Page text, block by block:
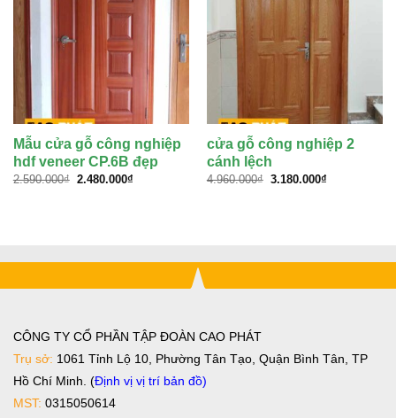
Mẫu cửa gỗ công nghiệp
hdf veneer CP.6B đẹp
2.590.000₫ Giá
2.480.000₫Giá
cửa gỗ công nghiệp 2
cánh lệch
4.960.000₫ Giá
3.180.000₫Giá
CÔNG TY CỔ PHẦN TẬP ĐOÀN CAO PHÁT
Trụ sở: 1061 Tỉnh Lộ 10, Phường Tân Tạo, Quận Bình Tân, TP
Hồ Chí Minh. (Định vị vị trí bản đồ)
MST: 0315050614